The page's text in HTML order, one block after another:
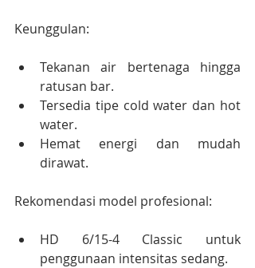
Keunggulan:
Tekanan air bertenaga hingga
ratusan bar.
Tersedia tipe cold water dan hot
water.
Hemat energi dan mudah
dirawat.
Rekomendasi model profesional:
HD 6/15-4 Classic untuk
penggunaan intensitas sedang.